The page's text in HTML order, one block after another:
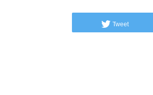
Tweet